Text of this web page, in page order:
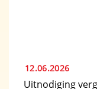
12.06.2026
Uitnodiging